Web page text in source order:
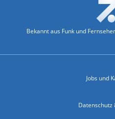
Bekannt aus Funk und
Jobs und
Datenschutz